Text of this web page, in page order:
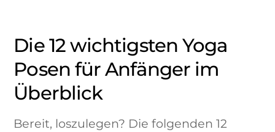
Die 12 wichtigsten Yoga
Posen für Anfänger im
Überblick
Bereit, loszulegen? Die folgenden 12